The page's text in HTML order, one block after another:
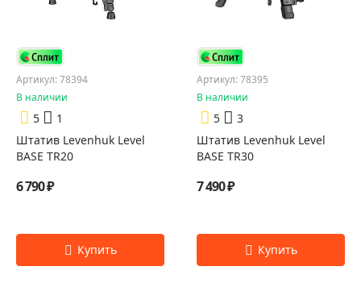
Артикул: 78394
В наличии
5
1
Штатив Levenhuk Level
BASE TR20
6 790 ₽
Артикул: 78395
В наличии
5
3
Штатив Levenhuk Level
BASE TR30
7 490 ₽